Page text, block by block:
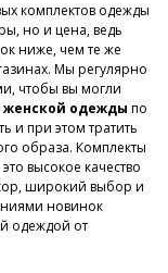
комплектов одежды
но и цена, ведь
ниже, чем те же
Мы регулярно
чтобы вы могли
женской одежды по
и при этом тратить
образа. Комплекты
высокое качество
широкий выбор и
новинок
одеждой от